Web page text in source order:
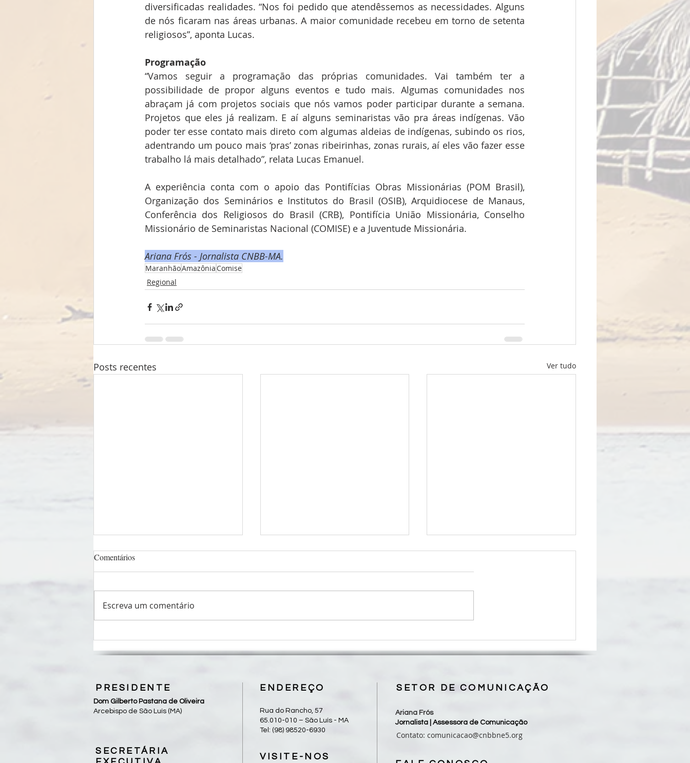
diversificadas realidades. “Nos foi pedido que atendêssemos as necessidades. Alguns
de nós ficaram nas áreas urbanas. A maior comunidade recebeu em torno de setenta
religiosos”, aponta Lucas.
Programação
“Vamos seguir a programação das próprias comunidades. Vai também ter a
possibilidade de propor alguns eventos e tudo mais. Algumas comunidades nos
abraçam já com projetos sociais que nós vamos poder participar durante a semana.
Projetos que eles já realizam. E aí alguns seminaristas vão pra áreas indígenas. Vão
poder ter esse contato mais direto com algumas aldeias de indígenas, subindo os rios,
adentrando um pouco mais ‘pras’ zonas ribeirinhas, zonas rurais, aí eles vão fazer esse
trabalho lá mais detalhado”, relata Lucas Emanuel.
A experiência conta com o apoio das Pontifícias Obras Missionárias (POM Brasil),
Organização dos Seminários e Institutos do Brasil (OSIB), Arquidiocese de Manaus,
Conferência dos Religiosos do Brasil (CRB), Pontifícia União Missionária, Conselho
Missionário de Seminaristas Nacional (COMISE) e a Juventude Missionária.
Ariana Frós - Jornalista CNBB-MA.
MaranhãoAmazônia Comise
Regional
Posts recentes Ver tudo
Fórum Nacional da CEPAST-
Peregrinação Diocesana de Frei
Jubileu pelos 50 anos de missão
Comentários
Escreva um comentário
PRESIDENTE
Dom Gilberto Pastana de Oliveira
Arcebispo de São Luís (MA)
SECRETÁRIA
ENDEREÇO
Rua do Rancho, 57
65.010-010 – São Luís - MA
Tel: (98) 98520-6930
VISITE-NOS
SETOR DE COMUNICAÇÃO
Contato: comunicacao@cnbbne5.org
Ariana Frós
Jornalista | Assessora de Comunicação